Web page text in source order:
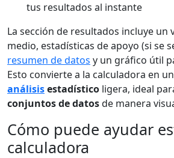
tus resultados al instante
La sección de resultados incluye un
medio, estadísticas de apoyo (si se
resumen de datos y un gráfico útil
Esto convierte a la calculadora en
análisisestadístico ligera, ideal
conjuntos de datosde manera
Cómo puede ayudar
calculadora